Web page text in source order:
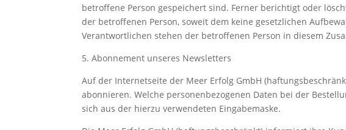
betroffene Person gespeichert sind. Ferner berichtigt oder
der betroffenen Person, soweit dem keine gesetzlichen
Verantwortlichen stehen der betroffenen Person in diesem
5. Abonnement unseres Newsletters
Auf der Internetseite der Meer Erfolg GmbH
abonnieren. Welche personenbezogenen Daten bei der
sich aus der hierzu verwendeten Eingabemaske.